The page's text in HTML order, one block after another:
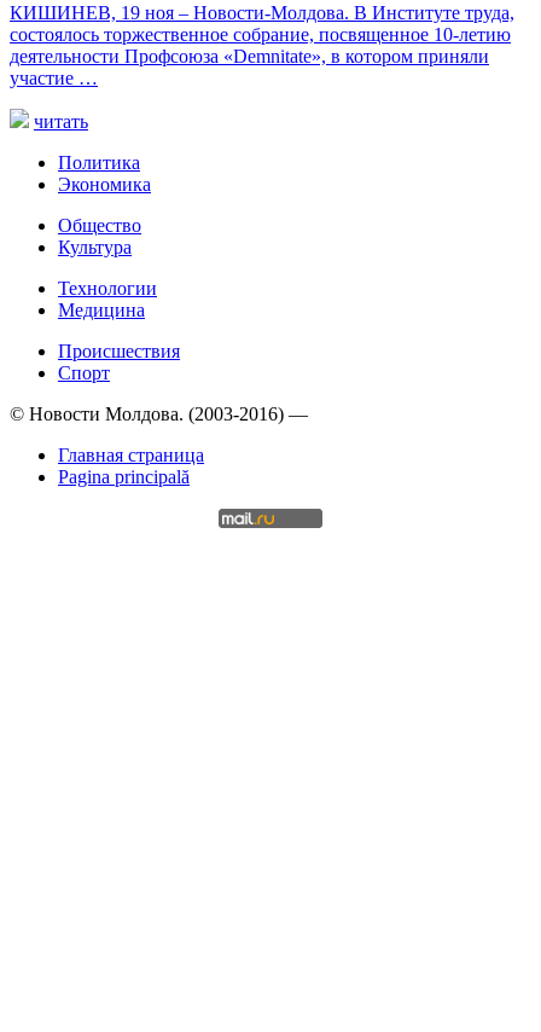
КИШИНЕВ, 19 ноя – Новости-Молдова. В Институте труда,
состоялось торжественное собрание, посвященное 10-летию
деятельности Профсоюза «Demnitate», в котором приняли
участие …
читать
Политика
Экономика
Общество
Культура
Технологии
Медицина
Происшествия
Спорт
© Новости Молдова. (2003-2016) —
Главная страница
Pagina principală